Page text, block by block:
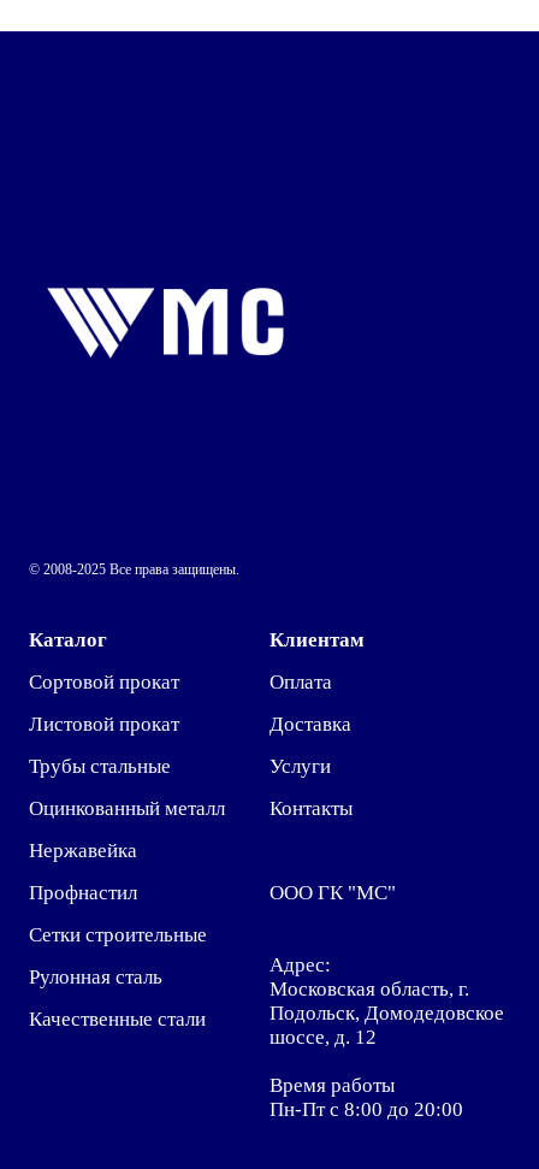
© 2008-2025 Все права защищены.
Каталог
Сортовой прокат
Листовой прокат
Трубы стальные
Оцинкованный металл
Нержавейка
Профнастил
Сетки строительные
Рулонная сталь
Качественные стали
Клиентам
Оплата
Доставка
Услуги
Контакты
ООО ГК "МС"
Адрес:
Московская область, г.
Подольск, Домодедовское
шоссе, д. 12
Время работы
Пн-Пт с 8:00 до 20:00